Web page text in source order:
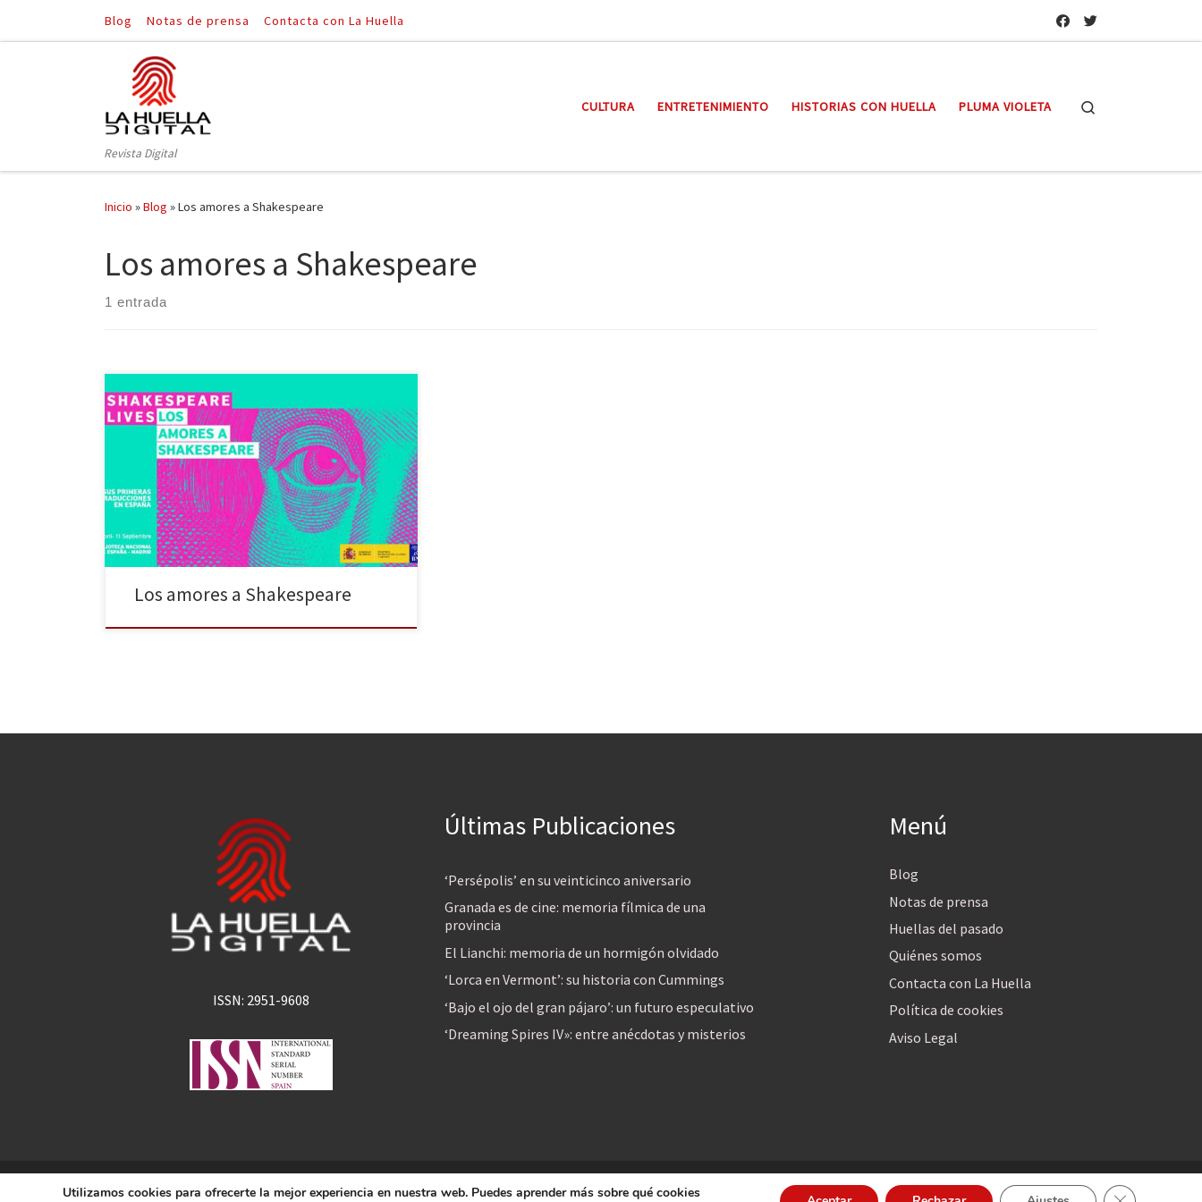
Saltar al contenido
Blog Notas de prensa Contacta con La Huella
Revista Digital
CULTURA ENTRETENIMIENTO HISTORIAS CON HUELLA PLUMA VIOLETA
Inicio »Blog »Los amores a Shakespeare
Los amores a Shakespeare
1 entrada
Los amores a Shakespeare es el título de la exposición
que la Biblioteca Nacional de España (BNE), en
colaboración con el programa de actividades
Shakespeare Lives del British Council en la ciudad de
Madrid, ha montado para contribuir al cuarto
centenario del dramaturgo. Puede verse hasta el 4 de
septiembre […]
Los amores a Shakespeare
ISSN: 2951-9608
Últimas Publicaciones
‘Persépolis’ en su veinticinco aniversario
Granada es de cine: memoria fílmica de una
provincia
El Lianchi: memoria de un hormigón olvidado
‘Lorca en Vermont’: su historia con Cummings
‘Bajo el ojo del gran pájaro’: un futuro especulativo
‘Dreaming Spires IV»: entre anécdotas y misterios
Menú
Blog
Notas de prensa
Huellas del pasado
Quiénes somos
Contacta con La Huella
Política de cookies
Aviso Legal
© 2026La Huella Digital– Todos los derechos reservados
Utilizamos cookies para ofrecerte la mejor experiencia en nuestra web. Puedes aprender más sobre qué cookies
Cerrar el